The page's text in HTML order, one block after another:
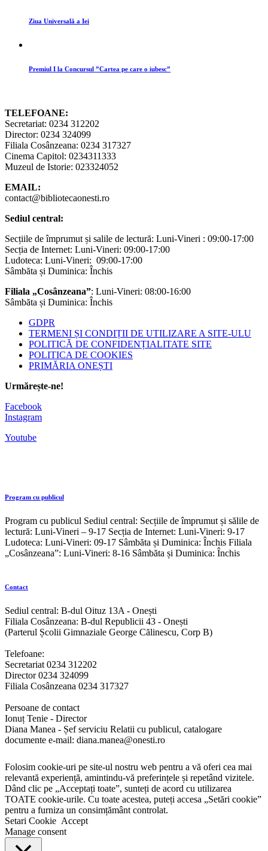
Ziua Universală a Iei
Premiul I la Concursul ”Cartea pe care o iubesc”
TELEFOANE:
Secretariat: 0234 312202
Director: 0234 324099
Filiala Cosânzeana: 0234 317327
Cinema Capitol: 0234311333
Muzeul de Istorie: 023324052
EMAIL:
contact@bibliotecaonesti.ro
Sediul central:
Secțiile de împrumut și salile de lectură: Luni-Vineri : 09:00-17:00
Secția de Internet: Luni-Vineri: 09:00-17:00
Ludoteca: Luni-Vineri: 09:00-17:00
Sâmbăta și Duminica: Închis
Filiala „Cosânzeana”: Luni-Vineri: 08:00-16:00
Sâmbăta și Duminica: Închis
GDPR
TERMENI ȘI CONDIȚII DE UTILIZARE A SITE-ULU
POLITICĂ DE CONFIDENȚIALITATE SITE
POLITICA DE COOKIES
PRIMĂRIA ONEȘTI
Urmărește-ne!
Facebook
Instagram
Youtube
Program cu publicul
Program cu publicul Sediul central: Secțiile de împrumut și sălile de
lectură: Luni-Vineri – 9-17 Secția de Internet: Luni-Vineri: 9-17
Ludoteca: Luni-Vineri: 09-17 Sâmbăta și Duminica: Închis Filiala
„Cosânzeana”: Luni-Vineri: 8-16 Sâmbăta și Duminica: Închis
Contact
Sediul central: B-dul Oituz 13A - Onești
Filiala Cosânzeana: B-dul Republicii 43 - Onești
(Parterul Școlii Gimnaziale George Călinescu, Corp B)
Telefoane:
Secretariat 0234 312202
Director 0234 324099
Filiala Cosânzeana 0234 317327
Persoane de contact
Ionuț Tenie - Director
Diana Manea - Șef serviciu Relatii cu publicul, catalogare
documente e-mail: diana.manea@onesti.ro
Folosim cookie-uri pe site-ul nostru web pentru a vă oferi cea mai
relevantă experiență, amintindu-vă preferințele și repetând vizitele.
Dând clic pe „Acceptați toate”, sunteți de acord cu utilizarea
TOATE cookie-urile. Cu toate acestea, puteți accesa „Setări cookie”
pentru a furniza un consimțământ controlat.
Setari Cookie Accept
Manage consent